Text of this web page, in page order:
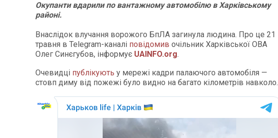
Окупанти вдарили по вантажному автомобілю в Харківському
районі.
Внаслідок влучання ворожого БпЛА загинула людина. Про це 21
травня в Telegram-каналі повідомив очільник Харківської ОВА
Олег Синєгубов, інформує UAINFO.org.
Очевидці публікують у мережі кадри палаючого автомобіля —
стовп диму від пожежі було видно на багато кілометрів навколо.